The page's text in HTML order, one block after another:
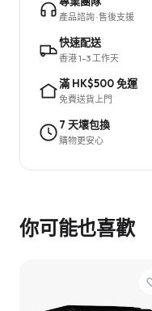
產品諮詢 · 售後支援
快速配送
香港 1–3 工作天
滿 HK$500 免運
免費送貨上門
7 天壞包換
購物更安心
你可能也喜歡